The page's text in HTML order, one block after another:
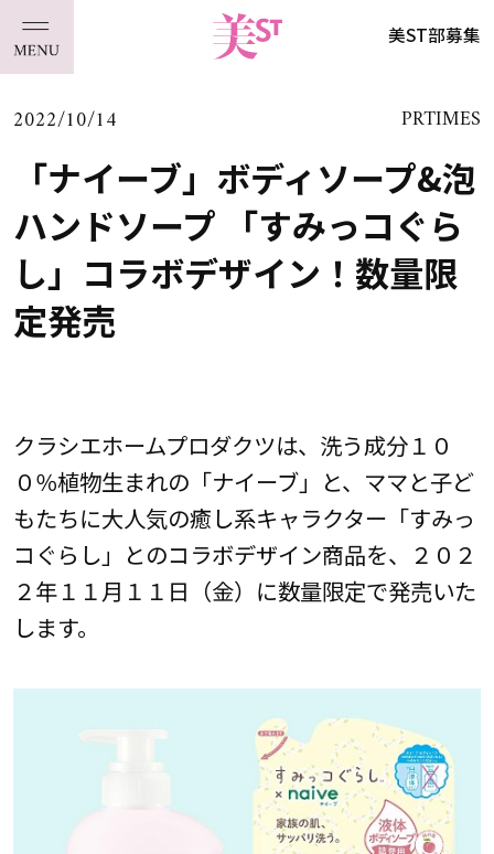
美ST部募集
2022/10/14 PRTIMES
「ナイーブ」ボディソープ&泡
ハンドソープ 「すみっコぐら
し」コラボデザイン！数量限
定発売
クラシエホームプロダクツは、洗う成分１０
０％植物生まれの「ナイーブ」と、ママと子ど
もたちに大人気の癒し系キャラクター「すみっ
コぐらし」とのコラボデザイン商品を、２０２
２年１１月１１日（金）に数量限定で発売いた
します。